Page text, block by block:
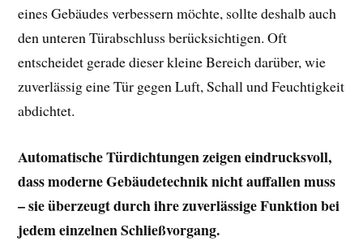
eines Gebäudes verbessern möchte, sollte deshalb auch
den unteren Türabschluss berücksichtigen. Oft
entscheidet gerade dieser kleine Bereich darüber, wie
zuverlässig eine Tür gegen Luft, Schall und Feuchtigkeit
abdichtet.
Automatische Türdichtungen zeigen eindrucksvoll,
dass moderne Gebäudetechnik nicht auffallen muss
– sie überzeugt durch ihre zuverlässige Funktion bei
jedem einzelnen Schließvorgang.